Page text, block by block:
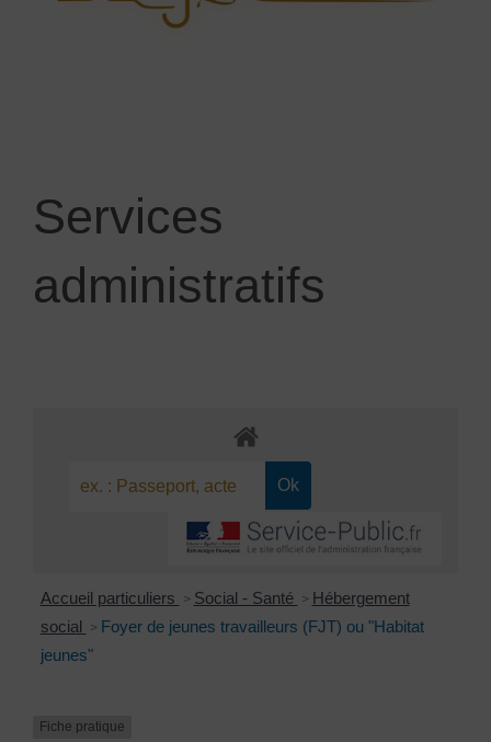
Services
administratifs
Accueil particuliers > Social - Santé > Hébergement
social > Foyer de jeunes travailleurs (FJT) ou "Habitat
jeunes"
Fiche pratique